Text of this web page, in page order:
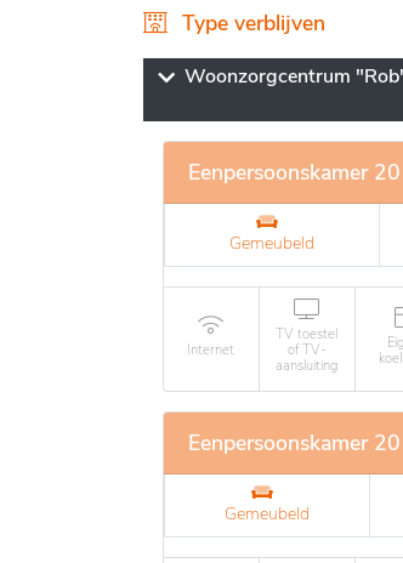
"Le Jardin des Chantoirs"
behoeften. De kamers zijn
gemeenschappelijke
sociale contacten en
zorgt voor een
Type verblijven
Woonzorgcentrum
Eenpersoonskamer
Gemeubeld
Internet
TV toestel
of TV-
aansluiting
Eenpersoonskamer
Gemeubeld